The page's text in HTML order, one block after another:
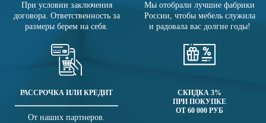
При условии заключения
договора. Ответственность за
размеры берем на себя.
Мы отобрали лучшие фабрики
России, чтобы мебель служила
и радовала вас долгие годы!
РАССРОЧКА ИЛИ КРЕДИТ
От наших партнеров.
СКИДКА 3%
ПРИ ПОКУПКЕ
ОТ 60 000 РУБ